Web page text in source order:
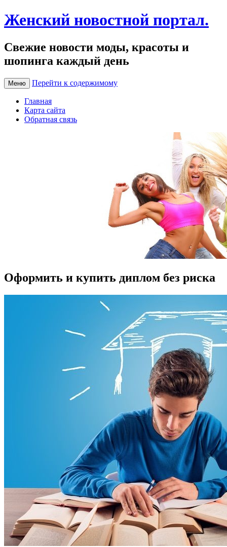
Женский новостной портал.
Свежие новости моды, красоты и
шопинга каждый день
Меню Перейти к содержимому
Главная
Карта сайта
Обратная связь
Оформить и купить диплом без риска